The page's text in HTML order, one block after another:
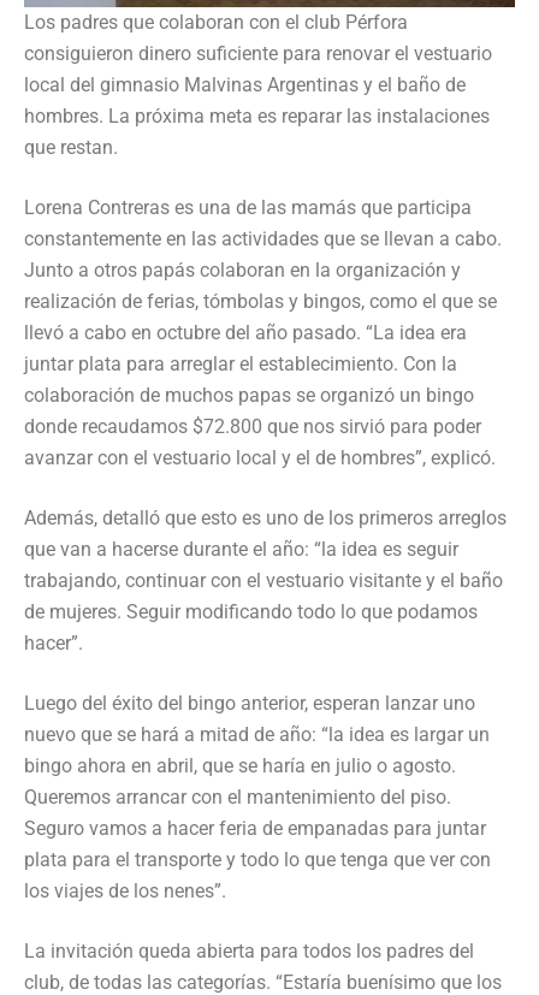
Los padres que colaboran con el club Pérfora
consiguieron dinero suficiente para renovar el vestuario
local del gimnasio Malvinas Argentinas y el baño de
hombres. La próxima meta es reparar las instalaciones
que restan.
Lorena Contreras es una de las mamás que participa
constantemente en las actividades que se llevan a cabo.
Junto a otros papás colaboran en la organización y
realización de ferias, tómbolas y bingos, como el que se
llevó a cabo en octubre del año pasado. “La idea era
juntar plata para arreglar el establecimiento. Con la
colaboración de muchos papas se organizó un bingo
donde recaudamos $72.800 que nos sirvió para poder
avanzar con el vestuario local y el de hombres”, explicó.
Además, detalló que esto es uno de los primeros arreglos
que van a hacerse durante el año: “la idea es seguir
trabajando, continuar con el vestuario visitante y el baño
de mujeres. Seguir modificando todo lo que podamos
hacer”.
Luego del éxito del bingo anterior, esperan lanzar uno
nuevo que se hará a mitad de año: “la idea es largar un
bingo ahora en abril, que se haría en julio o agosto.
Queremos arrancar con el mantenimiento del piso.
Seguro vamos a hacer feria de empanadas para juntar
plata para el transporte y todo lo que tenga que ver con
los viajes de los nenes”.
La invitación queda abierta para todos los padres del
club, de todas las categorías. “Estaría buenísimo que los